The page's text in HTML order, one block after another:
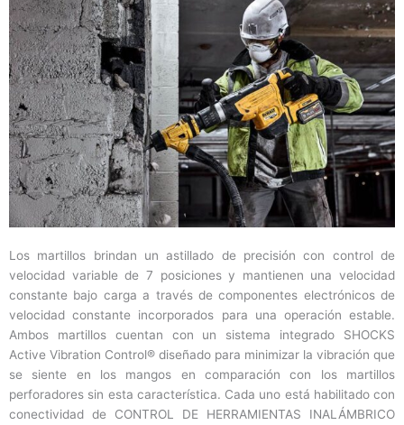
Los martillos brindan un astillado de precisión con control de
velocidad variable de 7 posiciones y mantienen una velocidad
constante bajo carga a través de componentes electrónicos de
velocidad constante incorporados para una operación estable.
Ambos martillos cuentan con un sistema integrado SHOCKS
Active Vibration Control® diseñado para minimizar la vibración que
se siente en los mangos en comparación con los martillos
perforadores sin esta característica. Cada uno está habilitado con
conectividad de CONTROL DE HERRAMIENTAS INALÁMBRICO